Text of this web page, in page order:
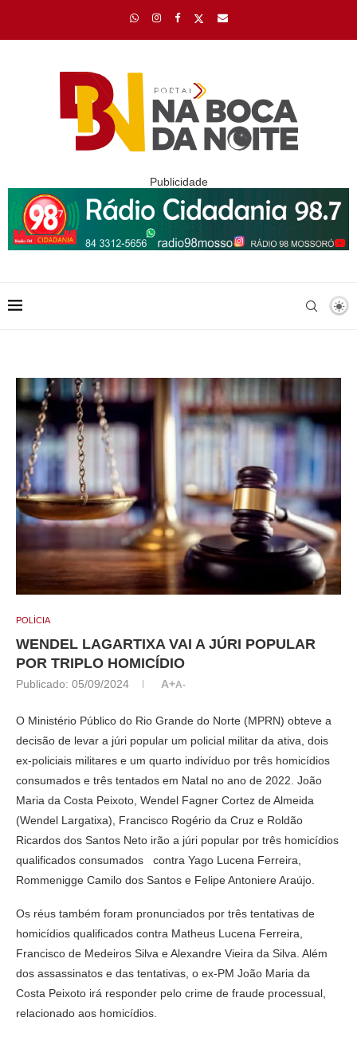
Publicidade
POLÍCIA
WENDEL LAGARTIXA VAI A JÚRI POPULAR
POR TRIPLO HOMICÍDIO
Publicado: 05/09/2024 A+A-
O Ministério Público do Rio Grande do Norte (MPRN) obteve a
decisão de levar a júri popular um policial militar da ativa, dois
ex-policiais militares e um quarto indivíduo por três homicídios
consumados e três tentados em Natal no ano de 2022. João
Maria da Costa Peixoto, Wendel Fagner Cortez de Almeida
(Wendel Largatixa), Francisco Rogério da Cruz e Roldão
Ricardos dos Santos Neto irão a júri popular por três homicídios
qualificados consumados contra Yago Lucena Ferreira,
Rommenigge Camilo dos Santos e Felipe Antoniere Araújo.
Os réus também foram pronunciados por três tentativas de
homicídios qualificados contra Matheus Lucena Ferreira,
Francisco de Medeiros Silva e Alexandre Vieira da Silva. Além
dos assassinatos e das tentativas, o ex-PM João Maria da
Costa Peixoto irá responder pelo crime de fraude processual,
relacionado aos homicídios.